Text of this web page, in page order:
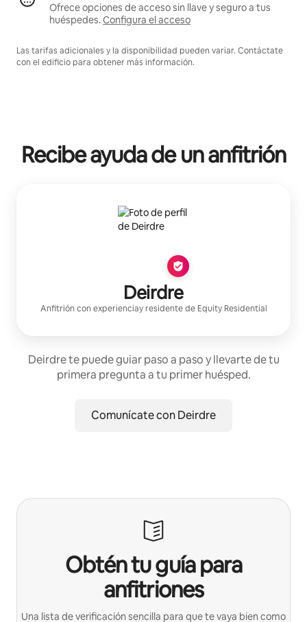
Ofrece opciones de acceso sin llave y seguro a tus
huéspedes.Configura el acceso
Las tarifas adicionales y la disponibilidad pueden variar. Contáctate
con el edificio para obtener más información.
Recibe ayuda de un anfitrión
Deirdre
Anfitrión con experienciay residente de Equity Residential
Deirdre te puede guiar paso a paso y llevarte de tu
primera pregunta a tu primer huésped.
Comunícate con Deirdre
Obtén tu guía para
anfitriones
Una lista de verificación sencilla para que te vaya bien como